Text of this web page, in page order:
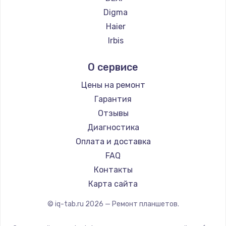
Замена электроконфорки
1300 руб.
Техобслуживание
Заказать
Установка / подключение / демонтаж
1300 руб.
Заказать
1400 руб.
Digma
Haier
Irbis
Microsoft
BlackView
Amazon
Aquarius
Philips
Dell
HP
Getac
ZTE
О сервисе
Цены на ремонт
Гарантия
Отзывы
Диагностика
Оплата и доставка
FAQ
Контакты
Карта сайта
© iq-tab.ru 2026 — Ремонт планшетов.